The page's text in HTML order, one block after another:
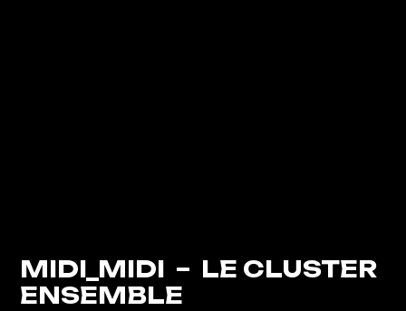
MIDI_MIDI – LE CLUSTER
ENSEMBLE